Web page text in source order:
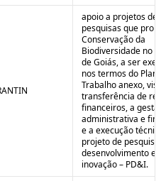
apoio a projetos de
pesquisas que
Conservação da
Biodiversidade no
de Goiás, a ser
nos termos do
Trabalho anexo,
transferência de
financeiros, a
administrativa e
e a execução
projeto de pesquisa,
desenvolvimento e
inovação – PD&I.